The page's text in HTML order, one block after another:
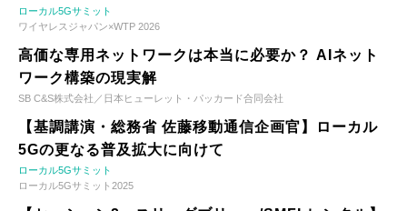
ローカル5Gサミット
ワイヤレスジャパン×WTP 2026
高価な専用ネットワークは本当に必要か？ AIネット
ワーク構築の現実解
SB C&S株式会社／日本ヒューレット・パッカード合同会社
【基調講演・総務省 佐藤移動通信企画官】ローカル
5Gの更なる普及拡大に向けて
ローカル5Gサミット
ローカル5Gサミット2025